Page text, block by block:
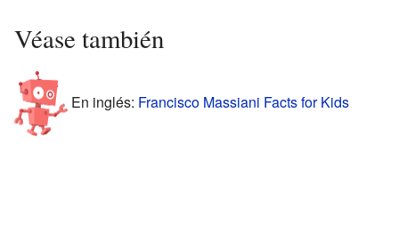
Véase también
En inglés: Francisco Massiani Facts for Kids